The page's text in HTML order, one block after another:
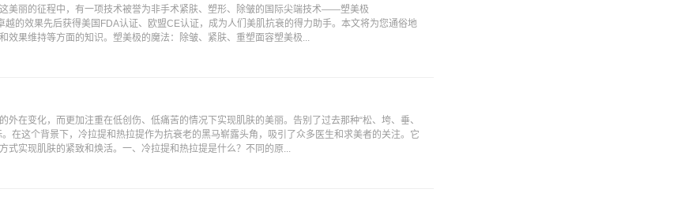
美丽的征程中，有一项技术被誉为非手术紧肤、塑形、除皱的国际尖端技术——塑美极
越的效果先后获得美国FDA认证、欧盟CE认证，成为人们美肌抗衰的得力助手。本文将为您通俗地
效果维持等方面的知识。塑美极的魔法：除皱、紧肤、重塑面容塑美极...
在变化，而更加注重在低创伤、低痛苦的情况下实现肌肤的美丽。告别了过去那种“松、垮、垂、
在这个背景下，冷拉提和热拉提作为抗衰老的黑马崭露头角，吸引了众多医生和求美者的关注。它
式实现肌肤的紧致和焕活。一、冷拉提和热拉提是什么？不同的原...